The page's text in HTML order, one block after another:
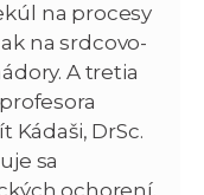
na procesy
na srdcovo-
A tretia
Kádaši, DrSc.
sa